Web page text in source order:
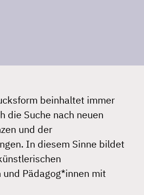
beinhaltet immer
die Suche nach neuen
und der
In diesem Sinne bildet
Pädagog*innen mit